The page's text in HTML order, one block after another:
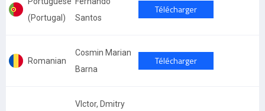
(Portugal)
Santos
Télécharger
Romanian
Cosmin Marian
Barna
Télécharger
VIctor, Dmitry